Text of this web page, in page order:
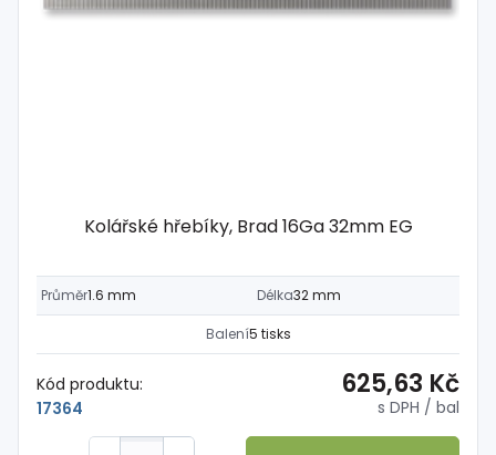
Kolářské hřebíky, Brad 16Ga 32mm EG
Průměr1.6 mm Délka32 mm
Balení5 tisks
Kód produktu:
17364
625,63 Kč
s DPH / bal